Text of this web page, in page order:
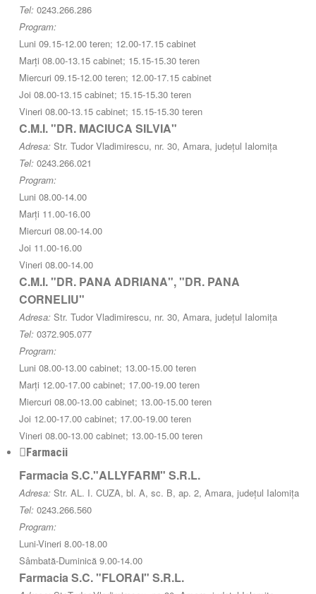
Tel: 0243.266.286
Program:
Luni 09.15-12.00 teren; 12.00-17.15 cabinet
Marți 08.00-13.15 cabinet; 15.15-15.30 teren
Miercuri 09.15-12.00 teren; 12.00-17.15 cabinet
Joi 08.00-13.15 cabinet; 15.15-15.30 teren
Vineri 08.00-13.15 cabinet; 15.15-15.30 teren
C.M.I. "DR. MACIUCA SILVIA"
Adresa: Str. Tudor Vladimirescu, nr. 30, Amara, județul Ialomița
Tel: 0243.266.021
Program:
Luni 08.00-14.00
Marți 11.00-16.00
Miercuri 08.00-14.00
Joi 11.00-16.00
Vineri 08.00-14.00
C.M.I. "DR. PANA ADRIANA", "DR. PANA
CORNELIU"
Adresa: Str. Tudor Vladimirescu, nr. 30, Amara, județul Ialomița
Tel: 0372.905.077
Program:
Luni 08.00-13.00 cabinet; 13.00-15.00 teren
Marți 12.00-17.00 cabinet; 17.00-19.00 teren
Miercuri 08.00-13.00 cabinet; 13.00-15.00 teren
Joi 12.00-17.00 cabinet; 17.00-19.00 teren
Vineri 08.00-13.00 cabinet; 13.00-15.00 teren
Farmacii
Farmacia S.C."ALLYFARM" S.R.L.
Adresa: Str. AL. I. CUZA, bl. A, sc. B, ap. 2, Amara, județul Ialomița
Tel: 0243.266.560
Program:
Luni-Vineri 8.00-18.00
Sâmbată-Duminică 9.00-14.00
Farmacia S.C. "FLORAI" S.R.L.